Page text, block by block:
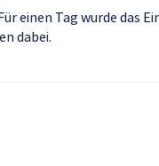
einen Tag wurde das
dabei.